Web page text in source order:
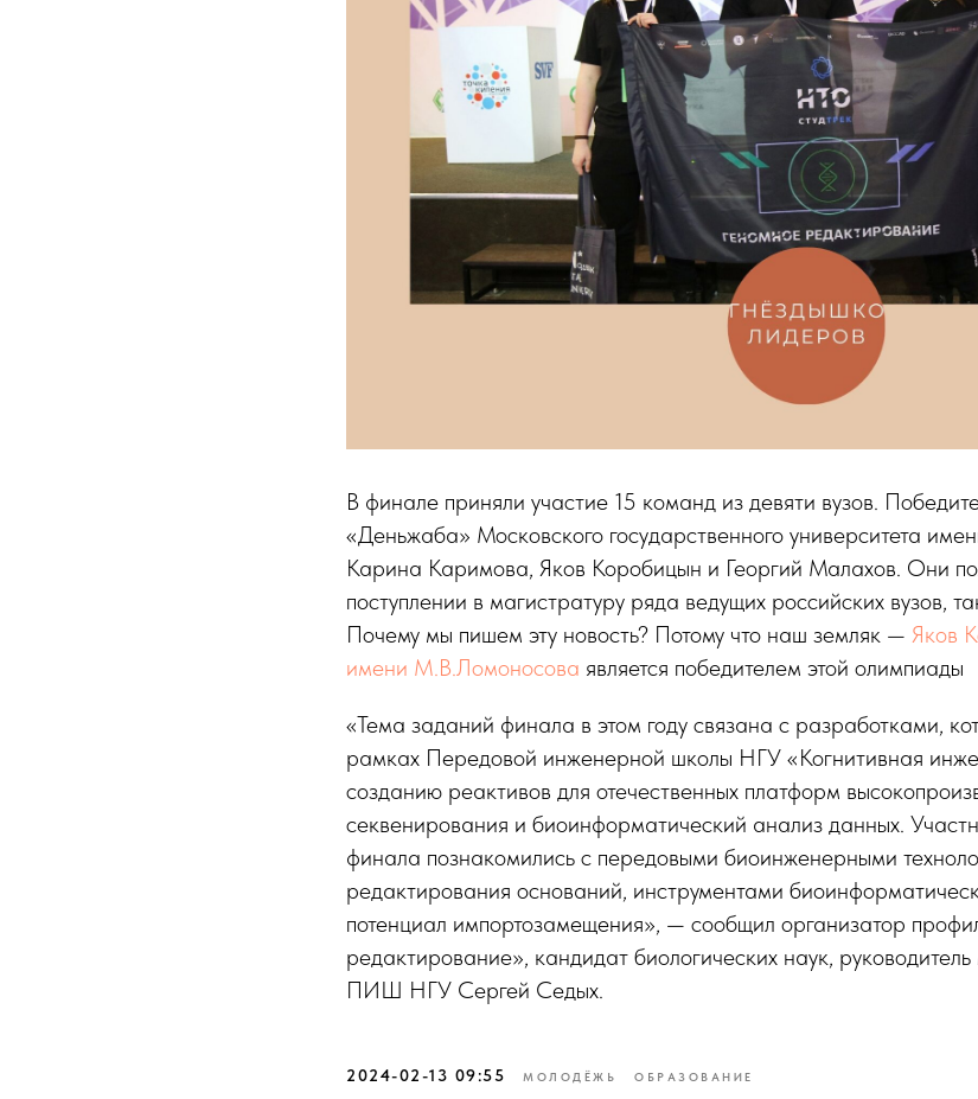
В финале приняли участие 15 команд из девяти вузов.
«Деньжаба» Московского государственного университета
Карина Каримова, Яков Коробицын и Георгий Малахов. Они
поступлении в магистратуру ряда ведущих российских вузов,
Почему мы пишем эту новость? Потому что наш земляк — Яков
имени М.В.Ломоносова является победителем этой олимпиады
«Тема заданий финала в этом году связана с разработками,
рамках Передовой инженерной школы НГУ «Когнитивная
созданию реактивов для отечественных платформ
секвенирования и биоинформатический анализ данных.
финала познакомились с передовыми биоинженерными
редактирования оснований, инструментами
потенциал импортозамещения», — сообщил организатор
редактирование», кандидат биологических наук,
ПИШ НГУ Сергей Седых.
2024-02-13 09:55 МОЛОДЁЖЬ ОБРАЗОВАНИЕ